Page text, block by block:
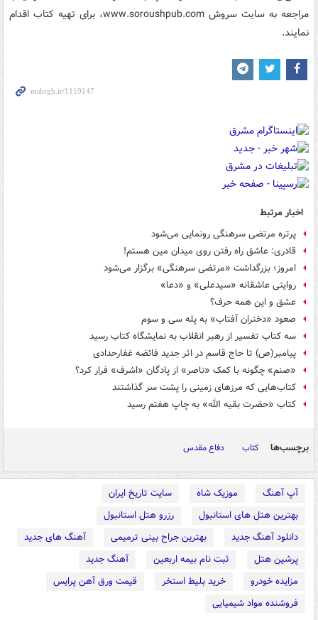
مراجعه به سایت سروش www.soroushpub.com، برای تهیه کتاب اقدام
نمایند.
اخبار مرتبط
پرتره مرتضی سرهنگی رونمایی می‌شود
قادری: عاشق راه رفتن روی میدان مین هستم!
امروز؛ بزرگداشت «مرتضی سرهنگی» برگزار می‌شود
روایتی عاشقانه «سیدعلی» و «دعا»
عشق و این همه حرف؟
صعود «دختران آفتاب» به پله سی و سوم
سه کتاب تفسیر از رهبر انقلاب به نمایشگاه کتاب رسید
پیامبر(ص) تا حاج قاسم در اثر جدید فائضه غفارحدادی
«صنم» چگونه با کمک «ناصر» از پادگان «اشرف» فرار کرد؟
کتاب‌هایی که مرزهای زمینی را پشت سر گذاشتند
کتاب «حضرت بقیه الله» به چاپ هفتم رسید
برچسب‌ها کتاب دفاع مقدس
آپ آهنگ موزیک شاه
سایت تاریخ ایران
بهترین هتل های استانبول
رزرو هتل استانبول
دانلود آهنگ جدید
بهترین جراح بینی ترمیمی
آهنگ های جدید
پرشین هتل
ثبت نام بیمه اربعین
آهنگ جدید
مزایده خودرو
خرید بلیط استخر
قیمت ورق آهن پرایس
فروشنده مواد شیمیایی